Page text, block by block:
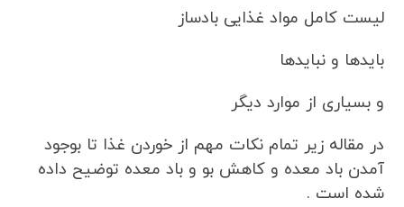
لیست کامل مواد غذایی بادساز
بایدها و نبایدها
و بسیاری از موارد دیگر
در مقاله زیر تمام نکات مهم از خوردن غذا تا بوجود
آمدن باد معده و کاهش بو و باد معده توضیح داده
شده است .